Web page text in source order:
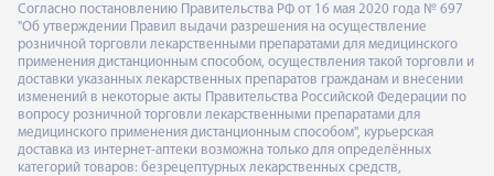
Согласно постановлению Правительства РФ от 16 мая 2020 года № 697
"Об утверждении Правил выдачи разрешения на осуществление
розничной торговли лекарственными препаратами для медицинского
применения дистанционным способом, осуществления такой торговли и
доставки указанных лекарственных препаратов гражданам и внесении
изменений в некоторые акты Правительства Российской Федерации по
вопросу розничной торговли лекарственными препаратами для
медицинского применения дистанционным способом", курьерская
доставка из интернет-аптеки возможна только для определённых
категорий товаров: безрецептурных лекарственных средств,